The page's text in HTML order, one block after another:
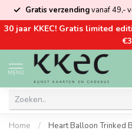
Gratis verzendingvanaf 49,-
30 jaar KKEC! Gratis limited
MENU
Home / Heart Balloon Trinked